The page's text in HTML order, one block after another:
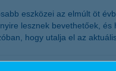
eszközei az elmúlt öt
lesznek bevethetőek,
hogy utalja el az